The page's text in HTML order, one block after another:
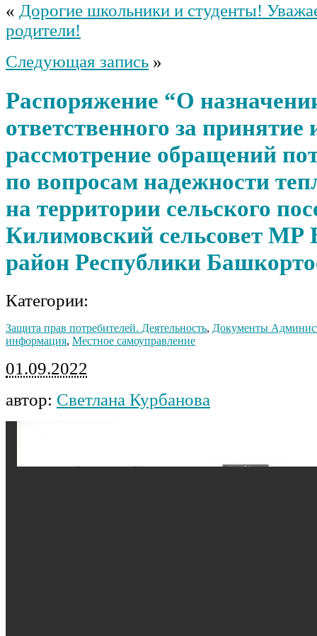
« Дорогие школьники и студенты!
родители!
Следующая запись »
Распоряжение “О
ответственного за принятие
рассмотрение обращений
по вопросам надежности
на территории сельского
Килимовский сельсовет МР
район Республики
Категории:
Защита прав потребителей. Деятельность, Документы
информация, Местное самоуправление
01.09.2022
автор: Светлана Курбанова